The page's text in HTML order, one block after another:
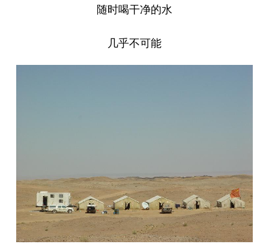
随时喝干净的水
几乎不可能